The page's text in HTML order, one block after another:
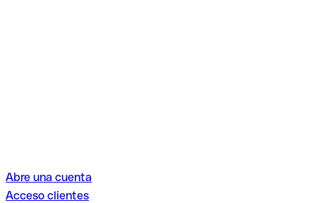
Abre una cuenta
Acceso clientes